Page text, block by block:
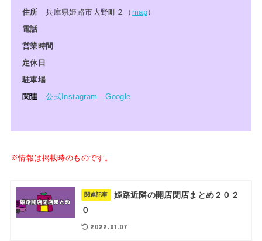
住所 兵庫県姫路市大野町２（ map）
電話
営業時間
定休日
駐車場
関連
公式Instagram Google
※情報は掲載時のものです。
関連記事
姫路近隣の開店閉店まとめ２０２
０
2022.01.07